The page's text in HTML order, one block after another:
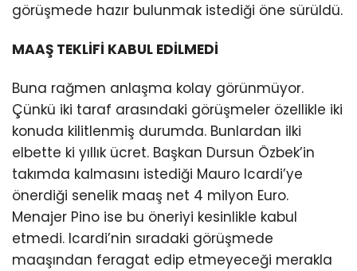
görüşmede hazır bulunmak istediği öne sürüldü.
MAAŞ TEKLİFİ KABUL EDİLMEDİ
Buna rağmen anlaşma kolay görünmüyor.
Çünkü iki taraf arasındaki görüşmeler özellikle iki
konuda kilitlenmiş durumda. Bunlardan ilki
elbette ki yıllık ücret. Başkan Dursun Özbek’in
takımda kalmasını istediği Mauro Icardi’ye
önerdiği senelik maaş net 4 milyon Euro.
Menajer Pino ise bu öneriyi kesinlikle kabul
etmedi. Icardi’nin sıradaki görüşmede
maaşından feragat edip etmeyeceği merakla